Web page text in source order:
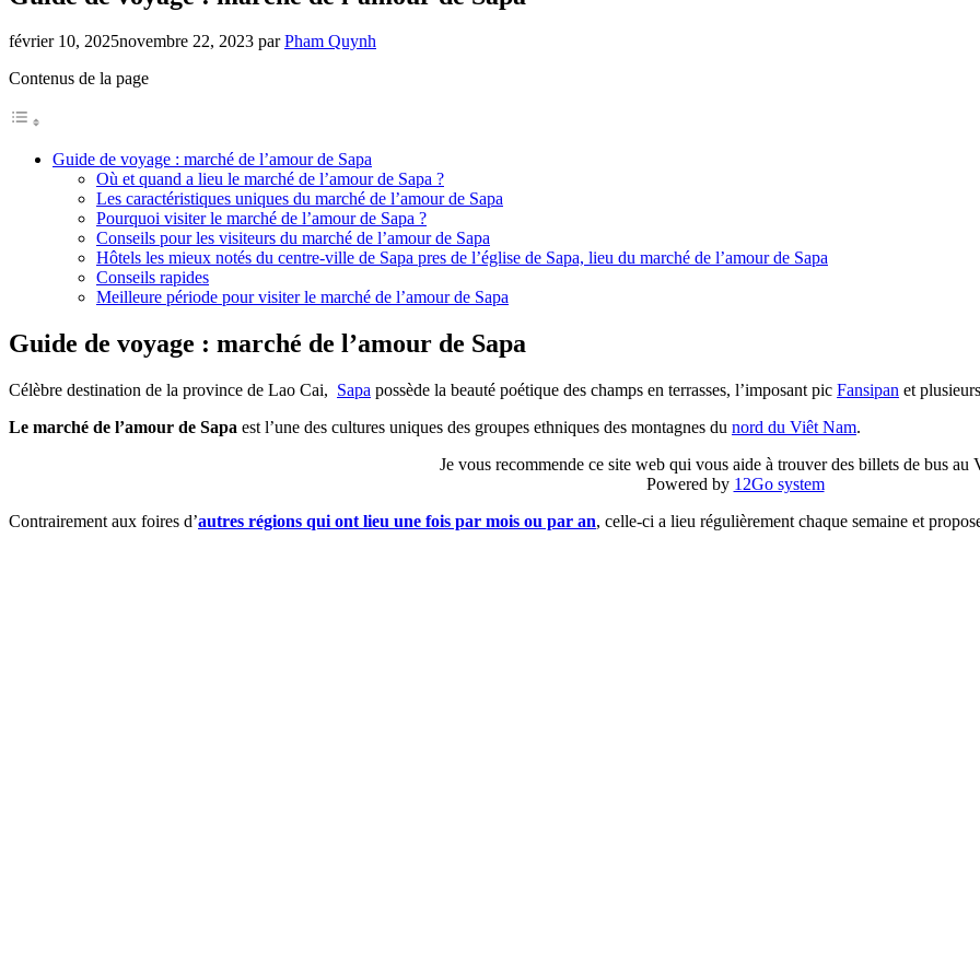
février 10, 2025novembre 22, 2023 parPham Quynh
Contenus de la page
Guide de voyage : marché de l’amour de Sapa
Où et quand a lieu le marché de l’amour de Sapa ?
Les caractéristiques uniques du marché de l’amour de Sapa
Pourquoi visiter le marché de l’amour de Sapa ?
Conseils pour les visiteurs du marché de l’amour de Sapa
Hôtels les mieux notés du centre-ville de Sapa pres de l’église de Sapa, lieu du marché de l’amour de Sapa
Conseils rapides
Meilleure période pour visiter le marché de l’amour de Sapa
Guide de voyage : marché de l’amour de Sapa
Célèbre destination de la province de Lao Cai, Sapa possède la beauté poétique des champs en terrasses, l’imposant pic Fansipan et
Le marché de l’amour de Sapa est l’une des cultures uniques des groupes ethniques des montagnes du nord du Viêt Nam.
Je vous recommende ce site web qui vous aide à trouver des billets de bus au
Powered by 12Go system
Contrairement aux foires d’autres régions qui ont lieu une fois par mois ou par an, celle-ci a lieu régulièrement chaque semaine et